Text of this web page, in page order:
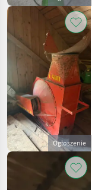
Ogłoszenie